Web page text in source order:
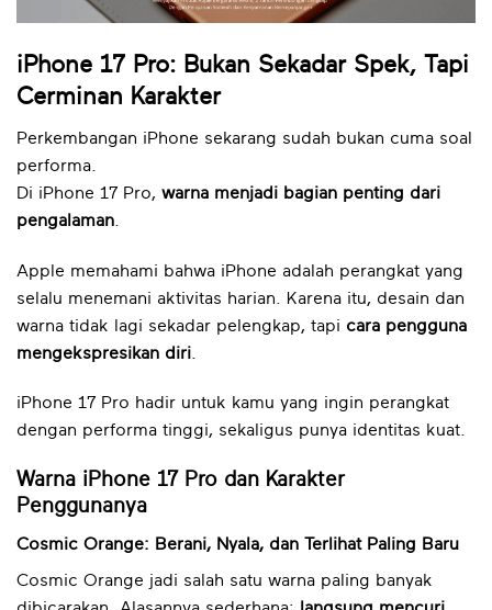
iPhone 17 Pro: Bukan Sekadar Spek, Tapi
Cerminan Karakter
Perkembangan iPhone sekarang sudah bukan cuma soal
performa.
Di iPhone 17 Pro, warna menjadi bagian penting dari
pengalaman
Apple memahami bahwa iPhone adalah perangkat yang
selalu menemani aktivitas harian. Karena itu, desain dan
warna tidak lagi sekadar pelengkap, tapi cara pengguna
mengekspresikan diri
iPhone 17 Pro hadir untuk kamu yang ingin perangkat
dengan performa tinggi, sekaligus punya identitas kuat.
Warna iPhone 17 Pro dan Karakter
Penggunanya
Cosmic Orange: Berani, Nyala, dan Terlihat Paling Baru
Cosmic Orange jadi salah satu warna paling banyak